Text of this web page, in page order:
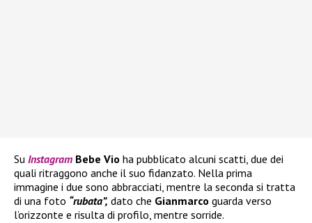
Su Instagram Bebe Vio ha pubblicato alcuni scatti, due dei
quali ritraggono anche il suo fidanzato. Nella prima
immagine i due sono abbracciati, mentre la seconda si tratta
di una foto “rubata”, dato che Gianmarco guarda verso
l’orizzonte e risulta di profilo, mentre sorride.